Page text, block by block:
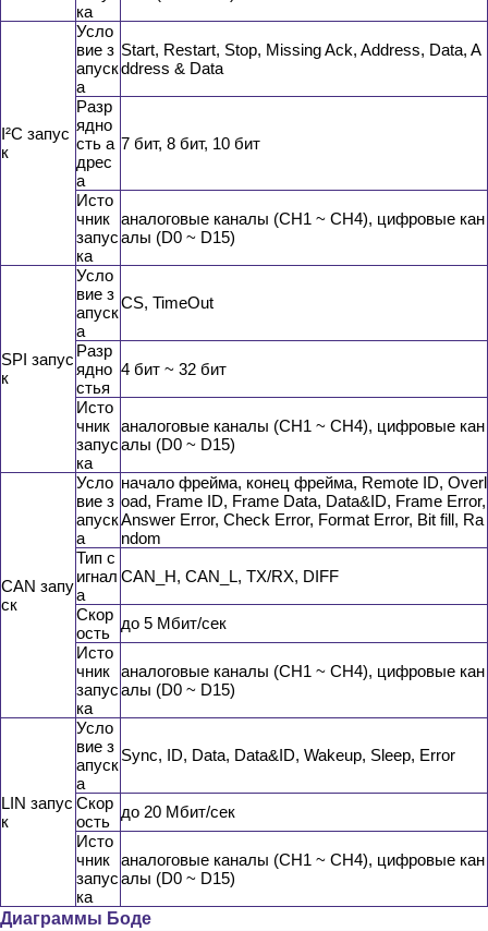
ка
I²C запус
к
Усло
вие з
апуск
а
Start, Restart, Stop, Missing Ack, Address, Data, A
ddress & Data
Разр
ядно
сть а
дрес
а
7 бит, 8 бит, 10 бит
Исто
чник
запус
ка
аналоговые каналы (CH1 ~ CH4), цифровые кан
алы (D0 ~ D15)
SPI запус
к
Усло
вие з
апуск
а
CS, TimeOut
Разр
ядно
стья
4 бит ~ 32 бит
Исто
чник
запус
ка
аналоговые каналы (CH1 ~ CH4), цифровые кан
алы (D0 ~ D15)
CAN запу
ск
Усло
вие з
апуск
а
начало фрейма, конец фрейма, Remote ID, Overl
oad, Frame ID, Frame Data, Data&ID, Frame Error,
Answer Error, Check Error, Format Error, Bit fill, Ra
ndom
Тип с
игнал
а
CAN_H, CAN_L, TX/RX, DIFF
Скор
ость
до 5 Мбит/сек
Исто
чник
запус
ка
аналоговые каналы (CH1 ~ CH4), цифровые кан
алы (D0 ~ D15)
LIN запус
к
Усло
вие з
апуск
а
Sync, ID, Data, Data&ID, Wakeup, Sleep, Error
Скор
ость
до 20 Мбит/сек
Исто
чник
запус
ка
аналоговые каналы (CH1 ~ CH4), цифровые кан
алы (D0 ~ D15)
Диаграммы Боде